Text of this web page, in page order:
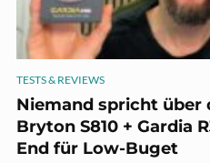
TESTS & REVIEWS
Niemand spricht über
Bryton S810 + Gardia
End für Low-Buget